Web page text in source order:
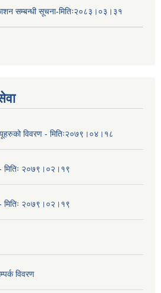
सम्बन्धी सूचना-मितिः२०८३।०३।३१
विवरण - मितिः२०७९।०४।१८
मितिः २०७९।०२।१९
मितिः २०७९।०२।१९
विवरण